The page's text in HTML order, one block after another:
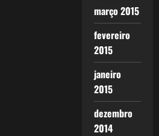
março 2015
fevereiro
2015
janeiro
2015
dezembro
2014